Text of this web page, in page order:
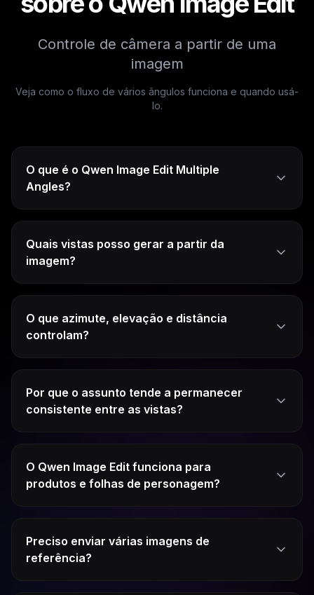
Controle de câmera a partir de uma
imagem
Veja como o fluxo de vários ângulos funciona e quando usá-
lo.
O que é o Qwen Image Edit Multiple
Angles?
Quais vistas posso gerar a partir da
imagem?
O que azimute, elevação e distância
controlam?
Por que o assunto tende a permanecer
consistente entre as vistas?
O Qwen Image Edit funciona para
produtos e folhas de personagem?
Preciso enviar várias imagens de
referência?